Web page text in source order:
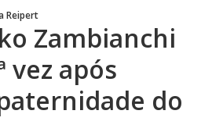
Reipert
Zambianchi
vez após
do